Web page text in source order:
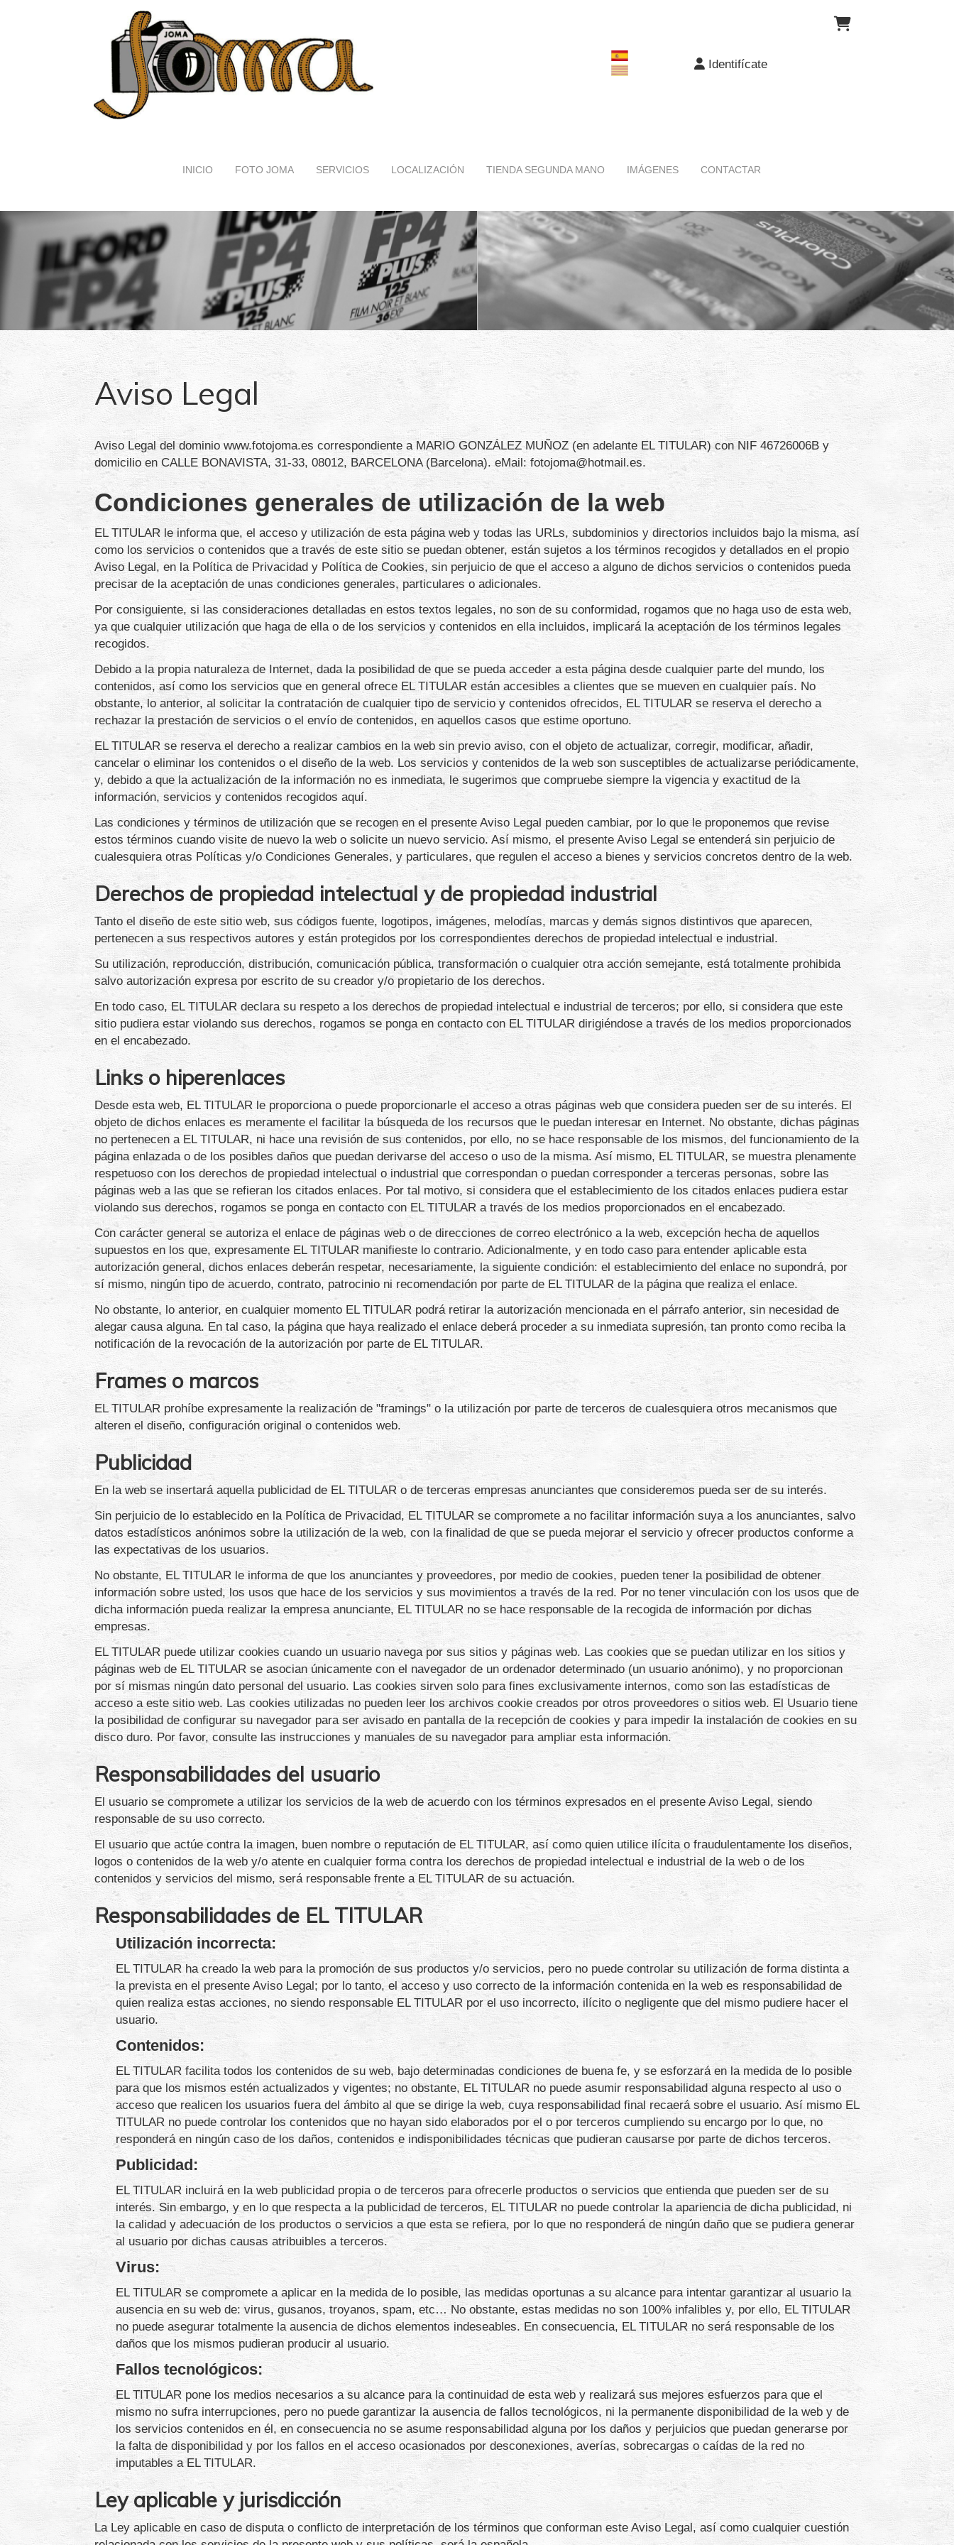
Identifícate
INICIO FOTO JOMA SERVICIOS LOCALIZACIÓN TIENDA SEGUNDA MANO IMÁGENES CONTACTAR
Aviso Legal
Aviso Legal del dominio www.fotojoma.es correspondiente a MARIO GONZÁLEZ MUÑOZ (en adelante EL TITULAR) con NIF 46726006B y
domicilio en CALLE BONAVISTA, 31-33, 08012, BARCELONA(Barcelona). eMail: fotojoma@hotmail.es.
Condiciones generales de utilización de la web
EL TITULAR le informa que, el acceso y utilización de esta página web y todas las URLs, subdominios y directorios incluidos bajo la misma, así
como los servicios o contenidos que a través de este sitio se puedan obtener, están sujetos a los términos recogidos y detallados en el propio
Aviso Legal, en la Política de Privacidad y Política de Cookies, sin perjuicio de que el acceso a alguno de dichos servicios o contenidos pueda
precisar de la aceptación de unas condiciones generales, particulares o adicionales.
Por consiguiente, si las consideraciones detalladas en estos textos legales, no son de su conformidad, rogamos que no haga uso de esta web,
ya que cualquier utilización que haga de ella o de los servicios y contenidos en ella incluidos, implicará la aceptación de los términos legales
recogidos.
Debido a la propia naturaleza de Internet, dada la posibilidad de que se pueda acceder a esta página desde cualquier parte del mundo, los
contenidos, así como los servicios que en general ofrece EL TITULAR están accesibles a clientes que se mueven en cualquier país. No
obstante, lo anterior, al solicitar la contratación de cualquier tipo de servicio y contenidos ofrecidos, EL TITULAR se reserva el derecho a
rechazar la prestación de servicios o el envío de contenidos, en aquellos casos que estime oportuno.
EL TITULAR se reserva el derecho a realizar cambios en la web sin previo aviso, con el objeto de actualizar, corregir, modificar, añadir,
cancelar o eliminar los contenidos o el diseño de la web. Los servicios y contenidos de la web son susceptibles de actualizarse periódicamente,
y, debido a que la actualización de la información no es inmediata, le sugerimos que compruebe siempre la vigencia y exactitud de la
información, servicios y contenidos recogidos aquí.
Las condiciones y términos de utilización que se recogen en el presente Aviso Legal pueden cambiar, por lo que le proponemos que revise
estos términos cuando visite de nuevo la web o solicite un nuevo servicio. Así mismo, el presente Aviso Legal se entenderá sin perjuicio de
cualesquiera otras Políticas y/o Condiciones Generales, y particulares, que regulen el acceso a bienes y servicios concretos dentro de la web.
Derechos de propiedad intelectual y de propiedad industrial
Tanto el diseño de este sitio web, sus códigos fuente, logotipos, imágenes, melodías, marcas y demás signos distintivos que aparecen,
pertenecen a sus respectivos autores y están protegidos por los correspondientes derechos de propiedad intelectual e industrial.
Su utilización, reproducción, distribución, comunicación pública, transformación o cualquier otra acción semejante, está totalmente prohibida
salvo autorización expresa por escrito de su creador y/o propietario de los derechos.
En todo caso, EL TITULAR declara su respeto a los derechos de propiedad intelectual e industrial de terceros; por ello, si considera que este
sitio pudiera estar violando sus derechos, rogamos se ponga en contacto con EL TITULAR dirigiéndose a través de los medios proporcionados
en el encabezado.
Links o hiperenlaces
Desde esta web, EL TITULAR le proporciona o puede proporcionarle el acceso a otras páginas web que considera pueden ser de su interés. El
objeto de dichos enlaces es meramente el facilitar la búsqueda de los recursos que le puedan interesar en Internet. No obstante, dichas páginas
no pertenecen a EL TITULAR, ni hace una revisión de sus contenidos, por ello, no se hace responsable de los mismos, del funcionamiento de la
página enlazada o de los posibles daños que puedan derivarse del acceso o uso de la misma. Así mismo, EL TITULAR, se muestra plenamente
respetuoso con los derechos de propiedad intelectual o industrial que correspondan o puedan corresponder a terceras personas, sobre las
páginas web a las que se refieran los citados enlaces. Por tal motivo, si considera que el establecimiento de los citados enlaces pudiera estar
violando sus derechos, rogamos se ponga en contacto con EL TITULAR a través de los medios proporcionados en el encabezado.
Con carácter general se autoriza el enlace de páginas web o de direcciones de correo electrónico a la web, excepción hecha de aquellos
supuestos en los que, expresamente EL TITULAR manifieste lo contrario. Adicionalmente, y en todo caso para entender aplicable esta
autorización general, dichos enlaces deberán respetar, necesariamente, la siguiente condición: el establecimiento del enlace no supondrá, por
sí mismo, ningún tipo de acuerdo, contrato, patrocinio ni recomendación por parte de EL TITULAR de la página que realiza el enlace.
No obstante, lo anterior, en cualquier momento EL TITULAR podrá retirar la autorización mencionada en el párrafo anterior, sin necesidad de
alegar causa alguna. En tal caso, la página que haya realizado el enlace deberá proceder a su inmediata supresión, tan pronto como reciba la
notificación de la revocación de la autorización por parte de EL TITULAR.
Frames o marcos
EL TITULAR prohíbe expresamente la realización de "framings" o la utilización por parte de terceros de cualesquiera otros mecanismos que
alteren el diseño, configuración original o contenidos web.
Publicidad
En la web se insertará aquella publicidad de EL TITULAR o de terceras empresas anunciantes que consideremos pueda ser de su interés.
Sin perjuicio de lo establecido en la Política de Privacidad, EL TITULAR se compromete a no facilitar información suya a los anunciantes, salvo
datos estadísticos anónimos sobre la utilización de la web, con la finalidad de que se pueda mejorar el servicio y ofrecer productos conforme a
las expectativas de los usuarios.
No obstante, EL TITULAR le informa de que los anunciantes y proveedores, por medio de cookies, pueden tener la posibilidad de obtener
información sobre usted, los usos que hace de los servicios y sus movimientos a través de la red. Por no tener vinculación con los usos que de
dicha información pueda realizar la empresa anunciante, EL TITULAR no se hace responsable de la recogida de información por dichas
empresas.
EL TITULAR puede utilizar cookies cuando un usuario navega por sus sitios y páginas web. Las cookies que se puedan utilizar en los sitios y
páginas web de EL TITULAR se asocian únicamente con el navegador de un ordenador determinado (un usuario anónimo), y no proporcionan
por sí mismas ningún dato personal del usuario. Las cookies sirven solo para fines exclusivamente internos, como son las estadísticas de
acceso a este sitio web. Las cookies utilizadas no pueden leer los archivos cookie creados por otros proveedores o sitios web. El Usuario tiene
la posibilidad de configurar su navegador para ser avisado en pantalla de la recepción de cookies y para impedir la instalación de cookies en su
disco duro. Por favor, consulte las instrucciones y manuales de su navegador para ampliar esta información.
Responsabilidades del usuario
El usuario se compromete a utilizar los servicios de la web de acuerdo con los términos expresados en el presente Aviso Legal, siendo
responsable de su uso correcto.
El usuario que actúe contra la imagen, buen nombre o reputación de EL TITULAR, así como quien utilice ilícita o fraudulentamente los diseños,
logos o contenidos de la web y/o atente en cualquier forma contra los derechos de propiedad intelectual e industrial de la web o de los
contenidos y servicios del mismo, será responsable frente a EL TITULAR de su actuación.
Responsabilidades de EL TITULAR
Utilización incorrecta:
EL TITULAR ha creado la web para la promoción de sus productos y/o servicios, pero no puede controlar su utilización de forma distinta a
la prevista en el presente Aviso Legal; por lo tanto, el acceso y uso correcto de la información contenida en la web es responsabilidad de
quien realiza estas acciones, no siendo responsable EL TITULAR por el uso incorrecto, ilícito o negligente que del mismo pudiere hacer el
usuario.
Contenidos:
EL TITULAR facilita todos los contenidos de su web, bajo determinadas condiciones de buena fe, y se esforzará en la medida de lo posible
para que los mismos estén actualizados y vigentes; no obstante, EL TITULAR no puede asumir responsabilidad alguna respecto al uso o
acceso que realicen los usuarios fuera del ámbito al que se dirige la web, cuya responsabilidad final recaerá sobre el usuario. Así mismo EL
TITULAR no puede controlar los contenidos que no hayan sido elaborados por el o por terceros cumpliendo su encargo por lo que, no
responderá en ningún caso de los daños, contenidos e indisponibilidades técnicas que pudieran causarse por parte de dichos terceros.
Publicidad:
EL TITULAR incluirá en la web publicidad propia o de terceros para ofrecerle productos o servicios que entienda que pueden ser de su
interés. Sin embargo, y en lo que respecta a la publicidad de terceros, EL TITULAR no puede controlar la apariencia de dicha publicidad, ni
la calidad y adecuación de los productos o servicios a que esta se refiera, por lo que no responderá de ningún daño que se pudiera generar
al usuario por dichas causas atribuibles a terceros.
Virus:
EL TITULAR se compromete a aplicar en la medida de lo posible, las medidas oportunas a su alcance para intentar garantizar al usuario la
ausencia en su web de: virus, gusanos, troyanos, spam, etc… No obstante, estas medidas no son 100% infalibles y, por ello, EL TITULAR
no puede asegurar totalmente la ausencia de dichos elementos indeseables. En consecuencia, EL TITULAR no será responsable de los
daños que los mismos pudieran producir al usuario.
Fallos tecnológicos:
EL TITULAR pone los medios necesarios a su alcance para la continuidad de esta web y realizará sus mejores esfuerzos para que el
mismo no sufra interrupciones, pero no puede garantizar la ausencia de fallos tecnológicos, ni la permanente disponibilidad de la web y de
los servicios contenidos en él, en consecuencia no se asume responsabilidad alguna por los daños y perjuicios que puedan generarse por
la falta de disponibilidad y por los fallos en el acceso ocasionados por desconexiones, averías, sobrecargas o caídas de la red no
imputables a EL TITULAR.
Ley aplicable y jurisdicción
La Ley aplicable en caso de disputa o conflicto de interpretación de los términos que conforman este Aviso Legal, así como cualquier cuestión